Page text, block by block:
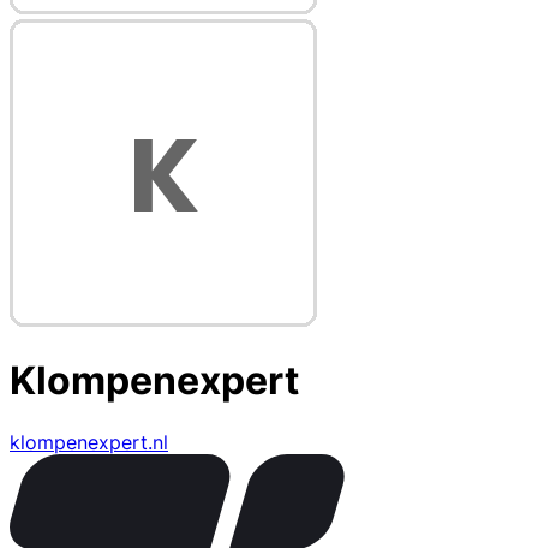
Klompenexpert
klompenexpert.nl